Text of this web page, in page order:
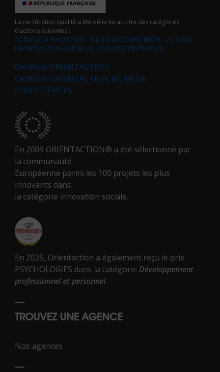
La certification qualité a été délivrée au titre des catégories
d’actions suivantes :
ACTIONS DE FORMATION – BILANS DE COMPÉTENCES–ACTIONS
PERMETTANT DE VALIDER LES ACQUIS DE L’EXPÉRIENCE
Certificat ORIENTACTION
Certificat ORIENTACTION BILAN DE
COMPÉTENCES
En 2009 ORIENTACTION® a été sélectionné par
la communauté
Européenne parmi les 100 projets les plus
innovants dans
la catégorie innovation sociale.
En 2025, Orientaction a également reçu le prix
PSYCHOLOGIES dans la catégorie Développement
professionnel et personnel
TROUVEZ UNE AGENCE
Nos agences